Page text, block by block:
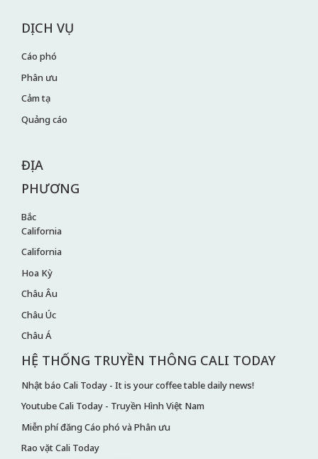
DỊCH VỤ
Cáo phó
Phân ưu
Cảm tạ
Quảng cáo
ĐỊA
PHƯƠNG
Bắc
California
California
Hoa Kỳ
Châu Âu
Châu Úc
Châu Á
HỆ THỐNG TRUYỀN THÔNG CALI TODAY
Nhật báo Cali Today - It is your coffee table daily news!
Youtube Cali Today - Truyền Hình Việt Nam
Miễn phí đăng Cáo phó và Phân ưu
Rao vặt Cali Today